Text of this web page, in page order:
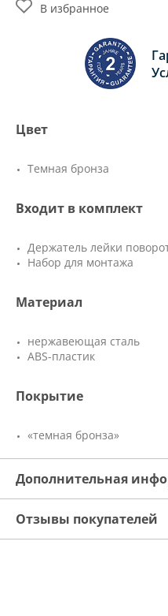
В избранное
Цвет
Темная бронза
Входит в комплект
Держатель лейки
Набор для монтажа
Материал
нержавеющая сталь
ABS-пластик
Покрытие
«темная бронза»
Дополнительная
Отзывы покупателей